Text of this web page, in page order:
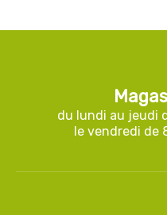
du lundi au jeudi
le vendredi de